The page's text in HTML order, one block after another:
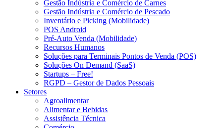
Gestão Indústria e Comércio de Carnes
Gestão Indústria e Comércio de Pescado
Inventário e Picking (Mobilidade)
POS Android
Pré-Auto Venda (Mobilidade)
Recursos Humanos
Soluções para Terminais Pontos de Venda (POS)
Soluções On Demand (SaaS)
Startups – Free!
RGPD – Gestor de Dados Pessoais
Setores
Agroalimentar
Alimentar e Bebidas
Assistência Técnica